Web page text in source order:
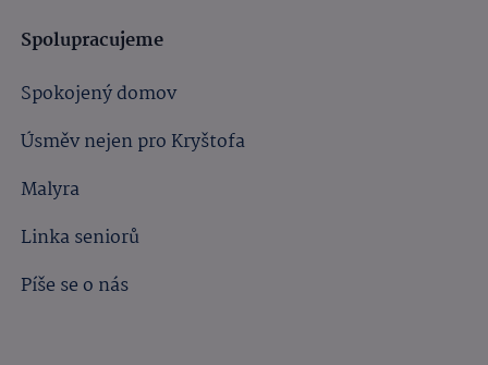
Spolupracujeme
Spokojený domov
Úsměv nejen pro Kryštofa
Malyra
Linka seniorů
Píše se o nás